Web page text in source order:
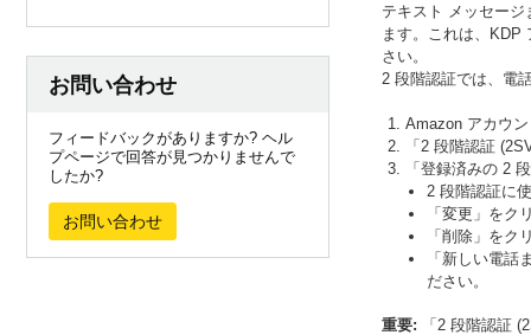
お問い合わせ
フィードバックがありますか? ヘル
プページで回答が見つかりませんで
したか?
お問い合わせ
テキスト メッセー
ます。これは、KDP
さい。
2 段階認証では、電
Amazon アカウ
「2 段階認証
「登録済みの 2
2 段階認証に
「変更」をク
「削除」をク
「新しい電
ださい。
重要:
「2 段階認証